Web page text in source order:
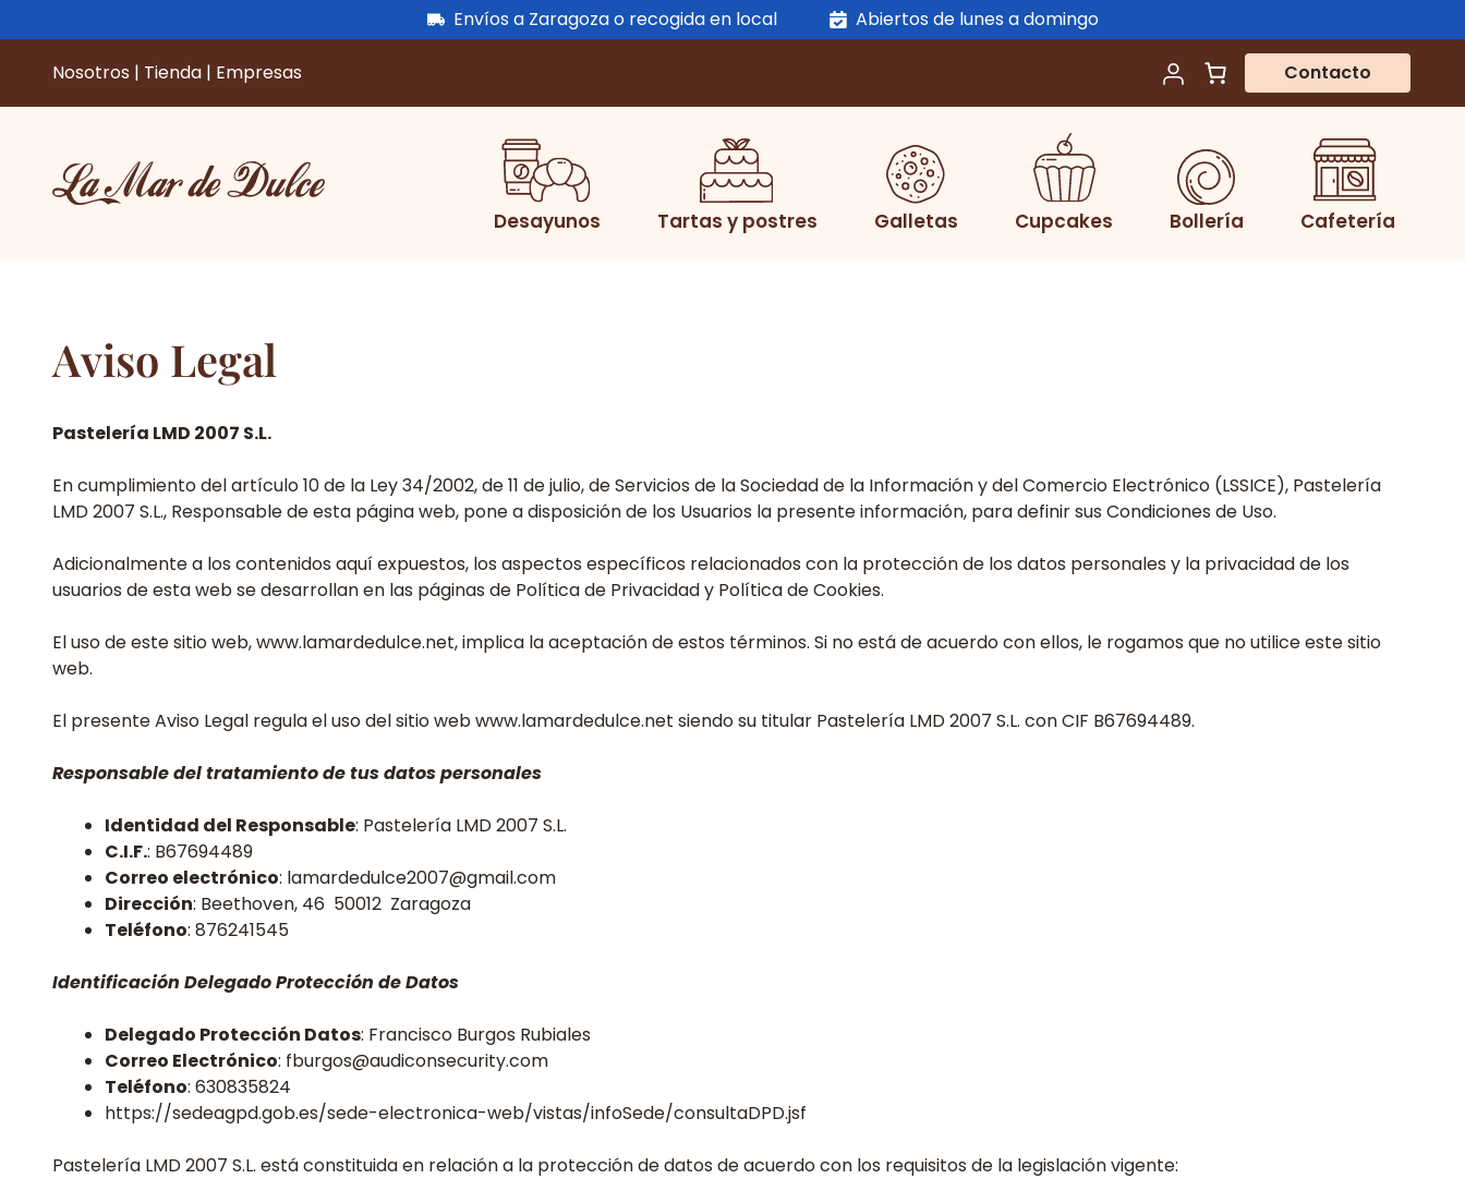
Envíos a Zaragoza o recogida en local Abiertos de lunes a domingo
Nosotros | Tienda | Empresas
Contacto
contenido
Desayunos Tartas y postres Galletas Cupcakes Bollería Cafetería
Aviso Legal
Pastelería LMD 2007 S.L.
En cumplimiento del artículo 10 de la Ley 34/2002, de 11 de julio, de Servicios de la Sociedad de la Información y del Comercio Electrónico (LSSICE), Pastelería
LMD 2007 S.L., Responsable de esta página web, pone a disposición de los Usuarios la presente información, para definir sus Condiciones de Uso.
Adicionalmente a los contenidos aquí expuestos, los aspectos específicos relacionados con la protección de los datos personales y la privacidad de los
usuarios de esta web se desarrollan en las páginas de Política de Privacidad y Política de Cookies.
El uso de este sitio web, www.lamardedulce.net, implica la aceptación de estos términos. Si no está de acuerdo con ellos, le rogamos que no utilice este sitio
web.
El presente Aviso Legal regula el uso del sitio web www.lamardedulce.net siendo su titular Pastelería LMD 2007 S.L. con CIF B67694489.
Responsable del tratamiento de tus datos personales
Identidad del Responsable: Pastelería LMD 2007 S.L.
C.I.F.: B67694489
Correo electrónico: lamardedulce2007@gmail.com
Dirección: Beethoven, 46 50012 Zaragoza
Teléfono: 876241545
Identificación Delegado Protección de Datos
Delegado Protección Datos: Francisco Burgos Rubiales
Correo Electrónico: fburgos@audiconsecurity.com
Teléfono: 630835824
https://sedeagpd.gob.es/sede-electronica-web/vistas/infoSede/consultaDPD.jsf
Pastelería LMD 2007 S.L. está constituida en relación a la protección de datos de acuerdo con los requisitos de la legislación vigente: